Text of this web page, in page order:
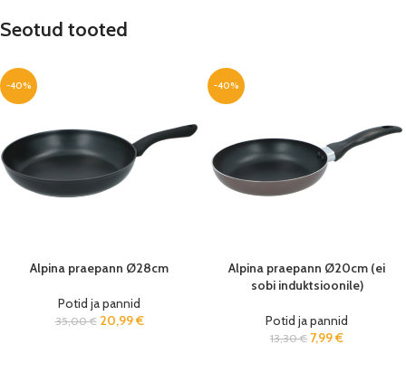
Seotud tooted
-40%
Alpina praepann Ø28cm
Potid ja pannid
35,00€ 20,99€
-40%
Alpina praepann Ø20cm (ei
sobi induktsioonile)
Potid ja pannid
13,30€ 7,99€